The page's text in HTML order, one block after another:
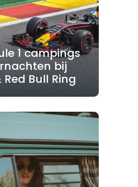
1 campings
bij
Red Bull Ring